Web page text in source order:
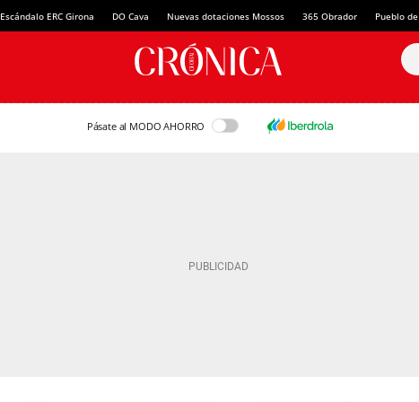
Escándalo ERC Girona DO Cava Nuevas dotaciones Mossos 365 Obrador Pueblo
Pásate al MODO AHORRO